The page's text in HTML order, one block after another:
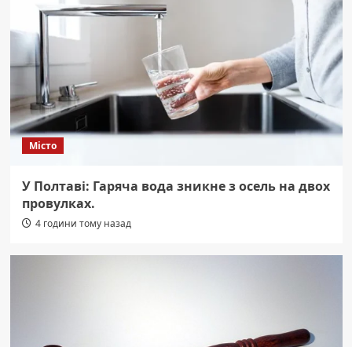
Місто
У Полтаві: Гаряча вода зникне з осель на двох
провулках.
4 години тому назад